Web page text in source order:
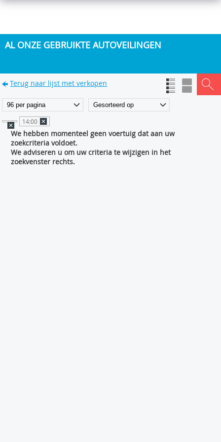
AL ONZE GEBRUIKTE AUTOVEILINGEN
Terug naar lijst met verkopen
14:00
We hebben momenteel geen voertuig dat aan uw
zoekcriteria voldoet.
We adviseren u om uw criteria te wijzigen in het
zoekvenster rechts.